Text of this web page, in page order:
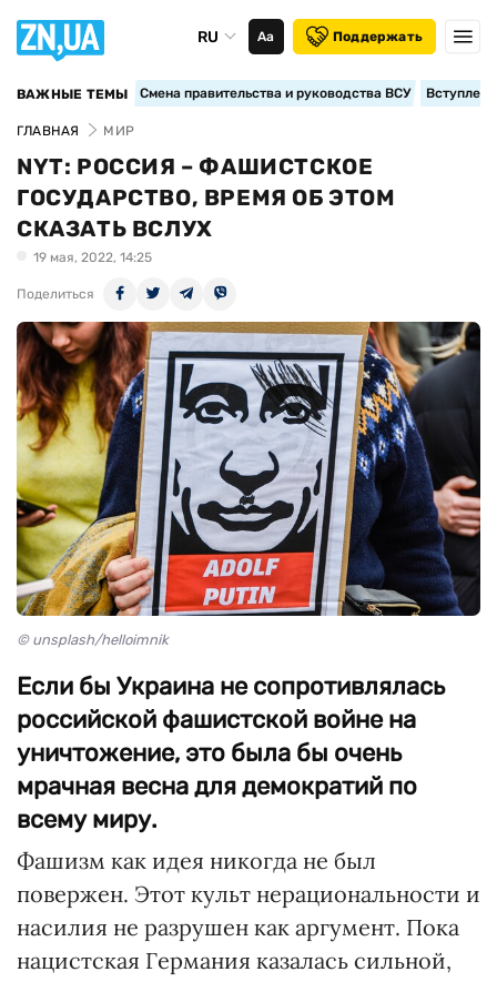
RU Аа Поддержать
ВАЖНЫЕ ТЕМЫ Смена правительства и руководства ВСУ
ГЛАВНАЯ МИР
NYT: РОССИЯ – ФАШИСТСКОЕ
ГОСУДАРСТВО, ВРЕМЯ ОБ ЭТОМ
СКАЗАТЬ ВСЛУХ
19 мая, 2022, 14:25
Поделиться
© unsplash/helloimnik
Если бы Украина не сопротивлялась
российской фашистской войне на
уничтожение, это была бы очень
мрачная весна для демократий по
всему миру.
Фашизм как идея никогда не был
повержен. Этот культ нерациональности и
насилия не разрушен как аргумент. Пока
нацистская Германия казалась сильной,